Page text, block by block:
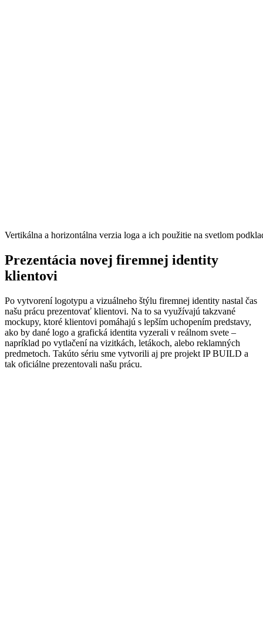
Vertikálna a horizontálna verzia loga a ich použitie na svetlom
Prezentácia novej firemnej identity
klientovi
Po vytvorení logotypu a vizuálneho štýlu firemnej identity nastal čas
našu prácu prezentovať klientovi. Na to sa využívajú takzvané
mockupy, ktoré klientovi pomáhajú s lepším uchopením predstavy,
ako by dané logo a grafická identita vyzerali v reálnom svete –
napríklad po vytlačení na vizitkách, letákoch, alebo reklamných
predmetoch. Takúto sériu sme vytvorili aj pre projekt IP BUILD a
tak oficiálne prezentovali našu prácu.